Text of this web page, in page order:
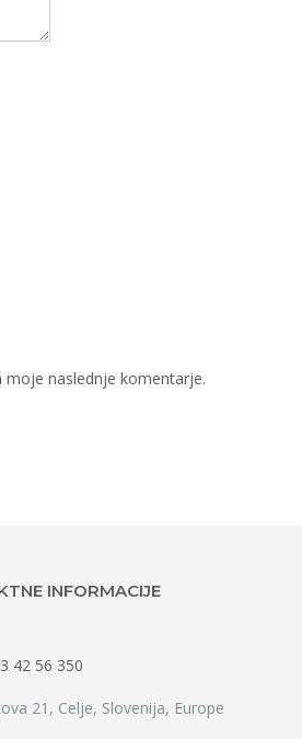
moje naslednje komentarje.
INFORMACIJE
42 56 350
21, Celje, Slovenija, Europe